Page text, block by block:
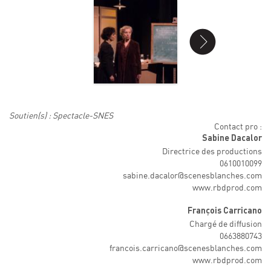
Soutien(s) : Spectacle-SNES
Contact pro :
Sabine Dacalor
Directrice des productions
0610010099
sabine.dacalor@scenesblanches.com
www.rbdprod.com
François Carricano
Chargé de diffusion
0663880743
francois.carricano@scenesblanches.com
www.rbdprod.com